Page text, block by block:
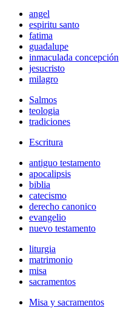
angel
espiritu santo
fatima
guadalupe
inmaculada concepción
jesucristo
milagro
Salmos
teologia
tradiciones
Escritura
antiguo testamento
apocalipsis
biblia
catecismo
derecho canonico
evangelio
nuevo testamento
liturgia
matrimonio
misa
sacramentos
Misa y sacramentos